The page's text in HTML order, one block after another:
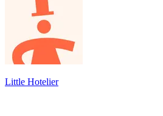
Little Hotelier